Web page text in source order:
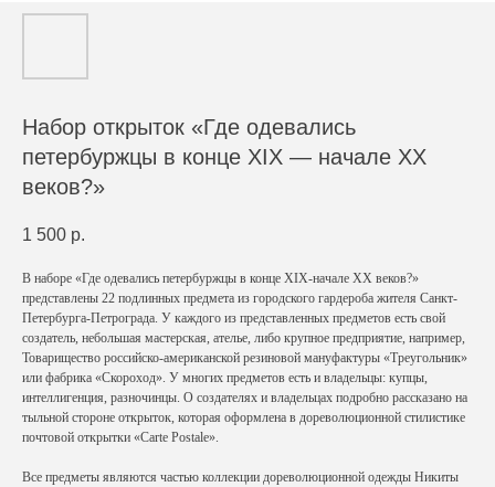
Набор открыток «Где одевались
петербуржцы в конце XIX — начале ХХ
веков?»
1 500 р.
В наборе «Где одевались петербуржцы в конце XIX-начале ХХ веков?»
представлены 22 подлинных предмета из городского гардероба жителя Санкт-
Петербурга-Петрограда. У каждого из представленных предметов есть свой
создатель, небольшая мастерская, ателье, либо крупное предприятие, например,
Товарищество российско-американской резиновой мануфактуры «Треугольник»
или фабрика «Скороход». У многих предметов есть и владельцы: купцы,
интеллигенция, разночинцы. О создателях и владельцах подробно рассказано на
тыльной стороне открыток, которая оформлена в дореволюционной стилистике
почтовой открытки «Carte Postale».
Все предметы являются частью коллекции дореволюционной одежды Никиты